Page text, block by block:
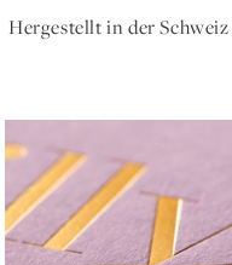
Hergestellt in der Schweiz